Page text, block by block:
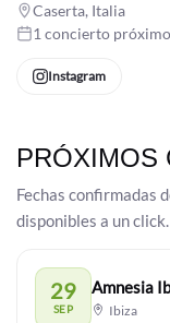
Caserta, Italia
1 concierto próximo
Instagram
PRÓXIMOS
Fechas confirmadas
disponibles a un click.
29
SEP
Amnesia
Ibiza